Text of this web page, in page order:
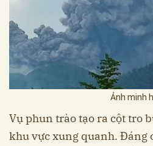
Ảnh minh
Vụ phun trào tạo ra cột tro
khu vực xung quanh. Đáng